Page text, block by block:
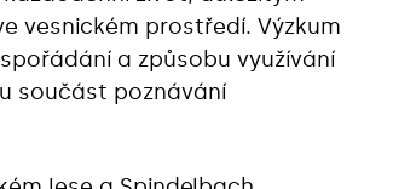
vesnickém prostředí. Výzkum
a způsobu využívání
součást poznávání